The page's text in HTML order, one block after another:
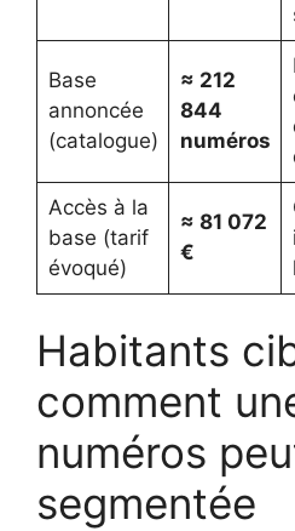
Base
annoncée
(catalogue)
≈ 212
844
numéros
Accès à la
base (tarif
évoqué)
≈ 81 072
€
Habitants
comment
numéros
segmentée